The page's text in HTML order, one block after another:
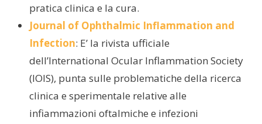
pratica clinica e la cura.
Journal of Ophthalmic Inflammation and
Infection: E’ la rivista ufficiale
dell’International Ocular Inflammation Society
(IOIS), punta sulle problematiche della ricerca
clinica e sperimentale relative alle
infiammazioni oftalmiche e infezioni